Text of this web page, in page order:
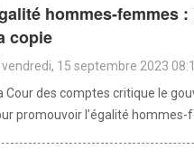
hommes-femmes
copie
vendredi, 15 septembre 2023
Cour des comptes critique le
promouvoir l’égalité hommes-